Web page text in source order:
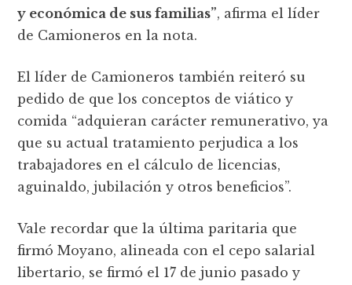
y económica de sus familias”, afirma el líder
de Camioneros en la nota.
El líder de Camioneros también reiteró su
pedido de que los conceptos de viático y
comida “adquieran carácter remunerativo, ya
que su actual tratamiento perjudica a los
trabajadores en el cálculo de licencias,
aguinaldo, jubilación y otros beneficios”.
Vale recordar que la última paritaria que
firmó Moyano, alineada con el cepo salarial
libertario, se firmó el 17 de junio pasado y